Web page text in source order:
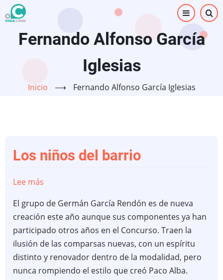
Pasar
al
contenido
principalFernando Alfonso García
Iglesias
Inicio ⟶ Fernando Alfonso García Iglesias
Los niños del barrio
Lee más
niños
del
barrio
El grupo de Germán García Rendón es de nueva
creación este año aunque sus componentes ya han
participado otros años en el Concurso. Traen la
ilusión de las comparsas nuevas, con un espíritu
distinto y renovador dentro de la modalidad, pero
nunca rompiendo el estilo que creó Paco Alba.